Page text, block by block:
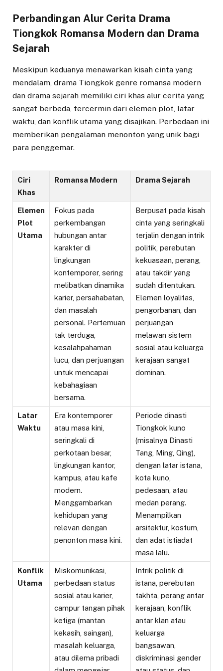
Perbandingan Alur Cerita Drama
Tiongkok Romansa Modern dan Drama
Sejarah
Meskipun keduanya menawarkan kisah cinta yang
mendalam, drama Tiongkok genre romansa modern
dan drama sejarah memiliki ciri khas alur cerita yang
sangat berbeda, tercermin dari elemen plot, latar
waktu, dan konflik utama yang disajikan. Perbedaan ini
memberikan pengalaman menonton yang unik bagi
para penggemar.
Ciri
Khas
Romansa Modern Drama Sejarah
Elemen
Plot
Utama
Fokus pada
perkembangan
hubungan antar
karakter di
lingkungan
kontemporer, sering
melibatkan dinamika
karier, persahabatan,
dan masalah
personal. Pertemuan
tak terduga,
kesalahpahaman
lucu, dan perjuangan
untuk mencapai
kebahagiaan
bersama.
Berpusat pada kisah
cinta yang seringkali
terjalin dengan intrik
politik, perebutan
kekuasaan, perang,
atau takdir yang
sudah ditentukan.
Elemen loyalitas,
pengorbanan, dan
perjuangan
melawan sistem
sosial atau keluarga
kerajaan sangat
dominan.
Latar
Waktu
Era kontemporer
atau masa kini,
seringkali di
perkotaan besar,
lingkungan kantor,
kampus, atau kafe
modern.
Menggambarkan
kehidupan yang
relevan dengan
penonton masa kini.
Periode dinasti
Tiongkok kuno
(misalnya Dinasti
Tang, Ming, Qing),
dengan latar istana,
kota kuno,
pedesaan, atau
medan perang.
Menampilkan
arsitektur, kostum,
dan adat istiadat
masa lalu.
Konflik
Utama
Miskomunikasi,
perbedaan status
sosial atau karier,
campur tangan pihak
ketiga (mantan
kekasih, saingan),
masalah keluarga,
atau dilema pribadi
Intrik politik di
istana, perebutan
takhta, perang antar
kerajaan, konflik
antar klan atau
keluarga
bangsawan,
diskriminasi gender